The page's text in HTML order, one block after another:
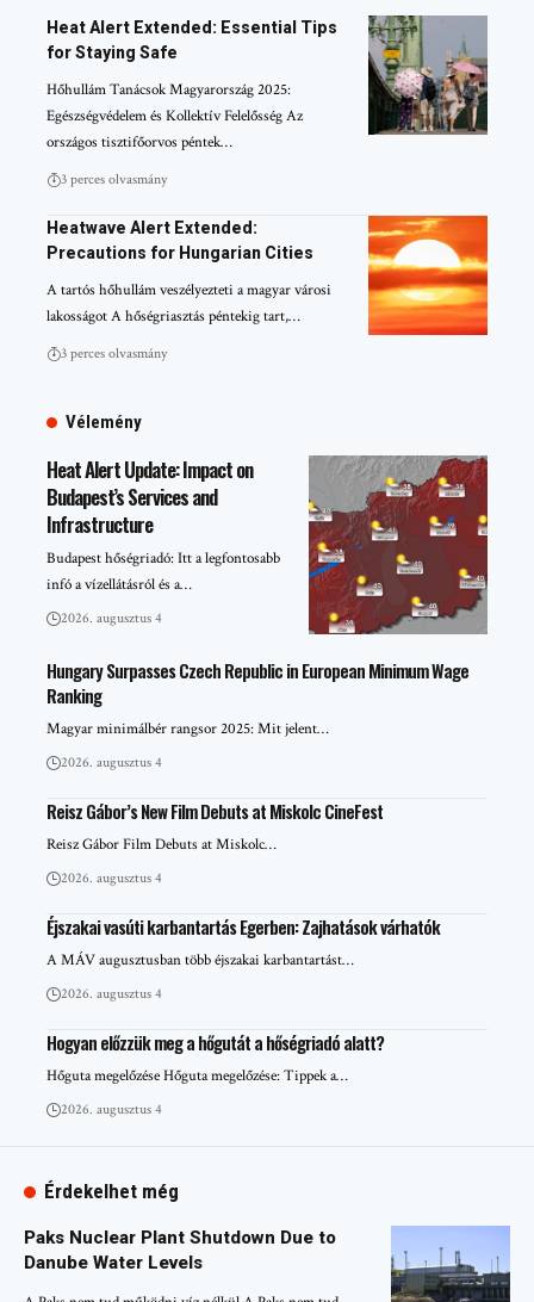
Heat Alert Extended: Essential Tips
for Staying Safe
Hőhullám Tanácsok Magyarország 2025:
Egészségvédelem és Kollektív Felelősség Az
országos tisztifőorvos péntek…
3 perces olvasmány
Heatwave Alert Extended:
Precautions for Hungarian Cities
A tartós hőhullám veszélyezteti a magyar városi
lakosságot A hőségriasztás péntekig tart,…
3 perces olvasmány
Vélemény
Heat Alert Update: Impact on
Budapest’s Services and
Infrastructure
Budapest hőségriadó: Itt a legfontosabb
infó a vízellátásról és a…
2026. augusztus 4
Hungary Surpasses Czech Republic in European Minimum Wage
Ranking
Magyar minimálbér rangsor 2025: Mit jelent…
2026. augusztus 4
Reisz Gábor’s New Film Debuts at Miskolc CineFest
Reisz Gábor Film Debuts at Miskolc…
2026. augusztus 4
Éjszakai vasúti karbantartás Egerben: Zajhatások várhatók
A MÁV augusztusban több éjszakai karbantartást…
2026. augusztus 4
Hogyan előzzük meg a hőgutát a hőségriadó alatt?
Hőguta megelőzése Hőguta megelőzése: Tippek a…
2026. augusztus 4
Érdekelhet még
Paks Nuclear Plant Shutdown Due to
Danube Water Levels